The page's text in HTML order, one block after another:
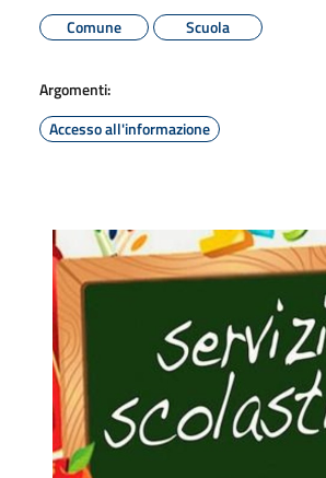
Comune
Scuola
Argomenti:
Accesso all'informazione